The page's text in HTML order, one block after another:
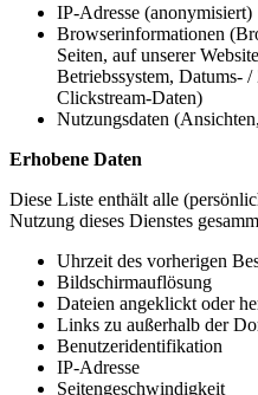
IP-Adresse (anonymisiert)
Browserinformationen
Seiten, auf unserer
Betriebssystem, Datums-
Clickstream-Daten)
Nutzungsdaten
Erhobene Daten
Diese Liste enthält alle
Nutzung dieses Dienstes
Uhrzeit des vorherigen
Bildschirmauflösung
Dateien angeklickt oder
Links zu außerhalb der
Benutzeridentifikation
IP-Adresse
Seitengeschwindigkeit